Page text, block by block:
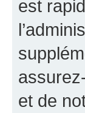
est
et de